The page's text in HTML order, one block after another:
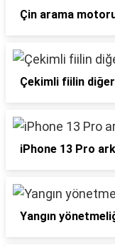
Çin arama
Çekimli fiilin diğer
iPhone 13 Pro
Yangın